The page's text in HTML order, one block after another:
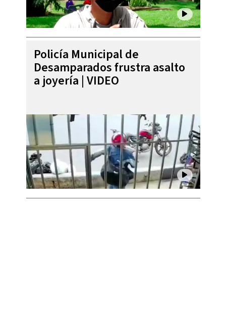
Policía Municipal de
Desamparados frustra asalto
a joyería | VIDEO